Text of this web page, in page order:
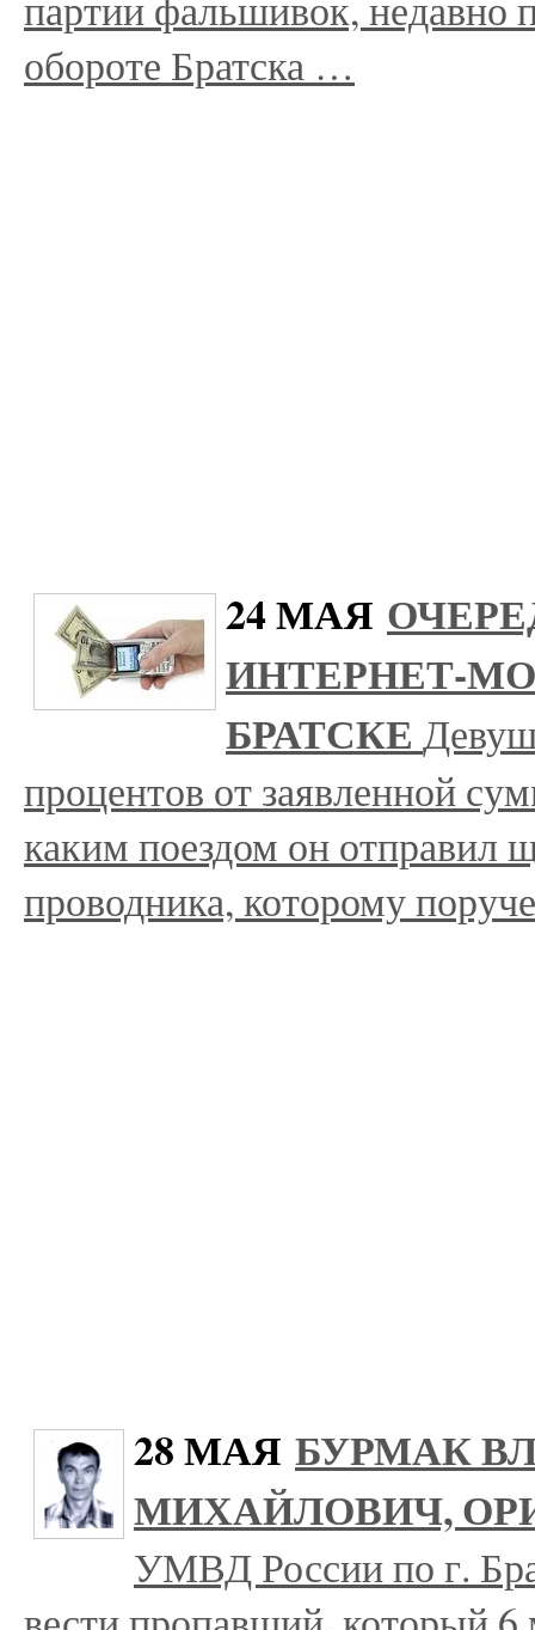
обороте Братска …
24 МАЯ
ИНТЕРНЕТ-
БРАТСКЕ
процентов от заявленной
каким поездом он отправил
проводника, которому
28 МАЯ БУРМАК
МИХАЙЛОВИЧ,
УМВД России по г.